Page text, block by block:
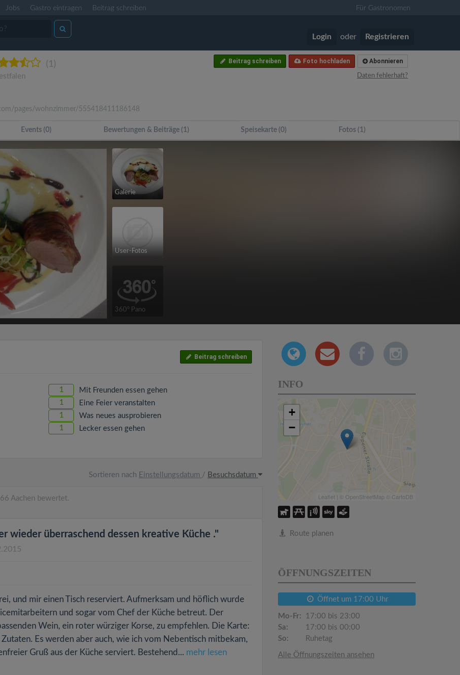
Jobs Gastro eintragen Beitrag schreiben Für Gastronomen
Login oder Registrieren
(1) Abonnieren
Foto hochladen
Beitrag schreiben
Daten fehlerhaft?
pages/wohnzimmer/555418411186148
Events (0) Bewertungen & Beiträge (1) Speisekarte (0) Fotos (1)
Galerie
User-Fotos
360° Pano
Beitrag schreiben
1 Mit Freunden essen gehen
1 Eine Feier veranstalten
1 Was neues ausprobieren
1 Lecker essen gehen
Sortieren nach Einstellungsdatum / Besuchsdatum
Aachen bewertet.
wieder überraschend dessen kreative Küche ."
und mir einen Tisch reserviert. Aufmerksam und höflich wurde
und sogar vom Chef der Küche betreut. Der
Wein, ein roter würziger Korse, zu empfehlen. Die Karte:
Es werden aber auch, wie ich vom Nebentisch mitbekam,
Gruß aus der Küche serviert. Bestehend... mehr lesen
INFO
+
−
Leaflet | © OpenStreetMap © CartoDB
Route planen
ÖFFNUNGSZEITEN
Öffnet um 17:00 Uhr
Mo-Fr:
17:00 bis 23:00
Sa:
17:00 bis 00:00
So:
Ruhetag
Alle Öffnungszeiten ansehen